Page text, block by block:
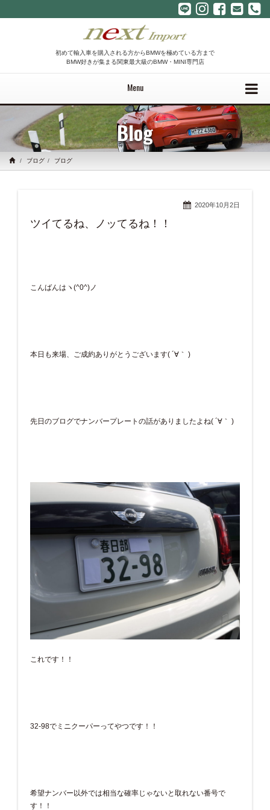
初めて輸入車を購入される方からBMWを極めている方まで
BMW好きが集まる関東最大級のBMW・MINI専門店
Menu
Blog
ブログ ブログ
2020年10月2日
ツイてるね、ノッてるね！！
こんばんはヽ(^0^)ノ
本日も来場、ご成約ありがとうございます( ´∀｀ )
先日のブログでナンバープレートの話がありましたよね( ´∀｀ )
これです！！
32-98でミニクーパーってやつです！！
希望ナンバー以外では相当な確率じゃないと取れない番号で
す！！